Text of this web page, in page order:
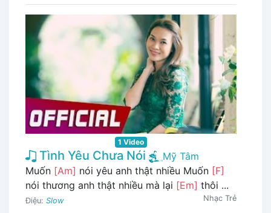
1 Video
Tình Yêu Chưa Nói
Mỹ Tâm
Muốn [Am] nói yêu anh thật nhiều Muốn [F]
nói thương anh thật nhiều mà lại [Em] thôi ...
Điệu: Slow Nhạc Trẻ